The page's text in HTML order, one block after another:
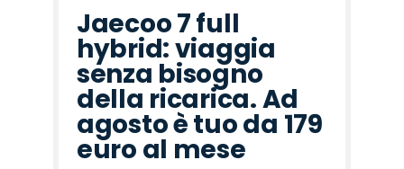
Jaecoo 7 full
hybrid: viaggia
senza bisogno
della ricarica. Ad
agosto è tuo da 179
euro al mese